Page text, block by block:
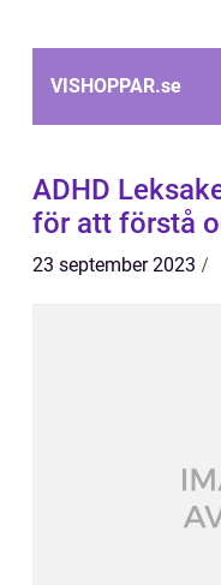
VISHOPPAR.se
ADHD
för att förstå
23 september 2023